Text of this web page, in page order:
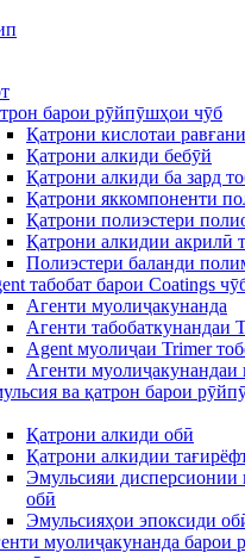
барои рӯйпӯшҳои чӯб
Қатрони кислотаи
Қатрони алкиди бебӯй
Қатрони алкиди ба зард
Қатрони яккомпоненти
Қатрони полиэстери
Қатрони алкидии акрилӣ
Полиэстери баланди
табобат барои Coatings
Агенти муолиҷакунанда
Агенти табобаткунандаи
Agent муолиҷаи Trimer
Агенти муолиҷакунандаи
ва қатрон барои
Қатрони алкиди обӣ
Қатрони алкидии
Эмульсияи дисперсионии
обӣ
Эмульсияҳои эпоксиди
муолиҷакунанда барои